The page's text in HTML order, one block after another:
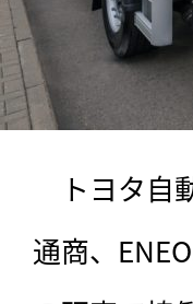
トヨタ自
通商、